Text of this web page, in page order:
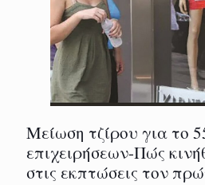
Μείωση τζίρου για το
επιχειρήσεων-Πώς
στις εκπτώσεις τον